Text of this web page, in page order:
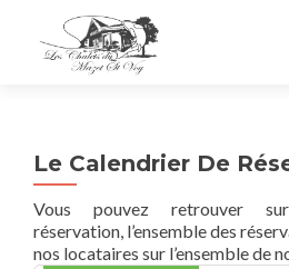
Le Calendrier De
Vous pouvez retrouver
réservation, l’ensemble des
nos locataires sur l’ensemble de